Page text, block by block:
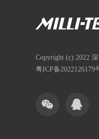
Copyright (c) 2022
粤ICP备2022126179